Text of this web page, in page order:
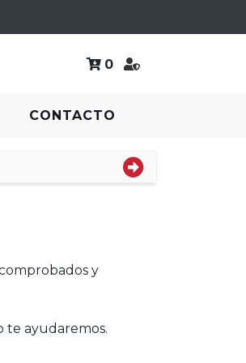
0
CONTACTO
y
te ayudaremos.